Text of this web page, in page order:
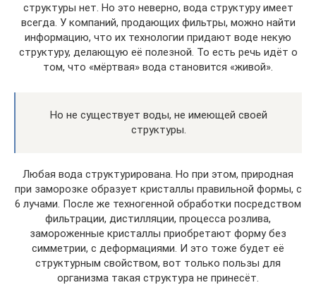
структуры нет. Но это неверно, вода структуру имеет
всегда. У компаний, продающих фильтры, можно найти
информацию, что их технологии придают воде некую
структуру, делающую её полезной. То есть речь идёт о
том, что «мёртвая» вода становится «живой».
Но не существует воды, не имеющей своей
структуры.
Любая вода структурирована. Но при этом, природная
при заморозке образует кристаллы правильной формы, с
6 лучами. После же техногенной обработки посредством
фильтрации, дистилляции, процесса розлива,
замороженные кристаллы приобретают форму без
симметрии, с деформациями. И это тоже будет её
структурным свойством, вот только пользы для
организма такая структура не принесёт.